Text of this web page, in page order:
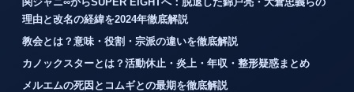
理由と改名の経緯を2024年徹底解説
教会とは？意味・役割・宗派の違いを徹底解説
カノックスターとは？活動休止・炎上・年収・整形疑惑まとめ
メルエムの死因とコムギとの最期を徹底解説